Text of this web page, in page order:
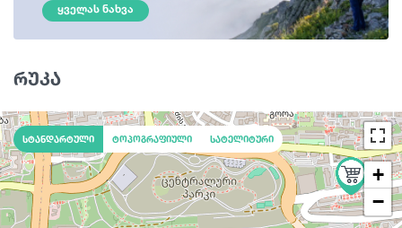
ᲧᲕᲔᲚᲐᲡ ᲜᲐᲮᲕᲐ
რუკა
+
−
სტანდარტული ტოპოგრაფიული სატელიტური